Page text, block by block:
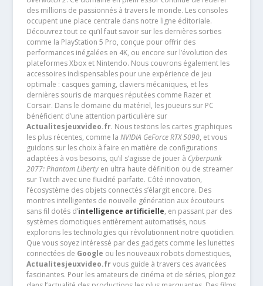
des millions de passionnés à travers le monde. Les consoles
occupent une place centrale dans notre ligne éditoriale.
Découvrez tout ce qu’il faut savoir sur les dernières sorties
comme la PlayStation 5 Pro, conçue pour offrir des
performances inégalées en 4K, ou encore sur l’évolution des
plateformes Xbox et Nintendo. Nous couvrons également les
accessoires indispensables pour une expérience de jeu
optimale : casques gaming, claviers mécaniques, et les
dernières souris de marques réputées comme Razer et
Corsair. Dans le domaine du matériel, les joueurs sur PC
bénéficient d’une attention particulière sur
Actualitesjeuxvideo.fr. Nous testons les cartes graphiques
les plus récentes, comme la NVIDIA GeForce RTX 5090, et vous
guidons sur les choix à faire en matière de configurations
adaptées à vos besoins, qu’il s’agisse de jouer à Cyberpunk
2077: Phantom Libertyen ultra haute définition ou de streamer
sur Twitch avec une fluidité parfaite. Côté innovation,
l’écosystème des objets connectés s’élargit encore. Des
montres intelligentes de nouvelle génération aux écouteurs
sans fil dotés d’intelligence artificielle, en passant par des
systèmes domotiques entièrement automatisés, nous
explorons les technologies qui révolutionnent notre quotidien.
Que vous soyez intéressé par des gadgets comme les lunettes
connectées de Google ou les nouveaux robots domestiques,
Actualitesjeuxvideo.frvous guide à travers ces avancées
fascinantes. Pour les amateurs de cinéma et de séries, plongez